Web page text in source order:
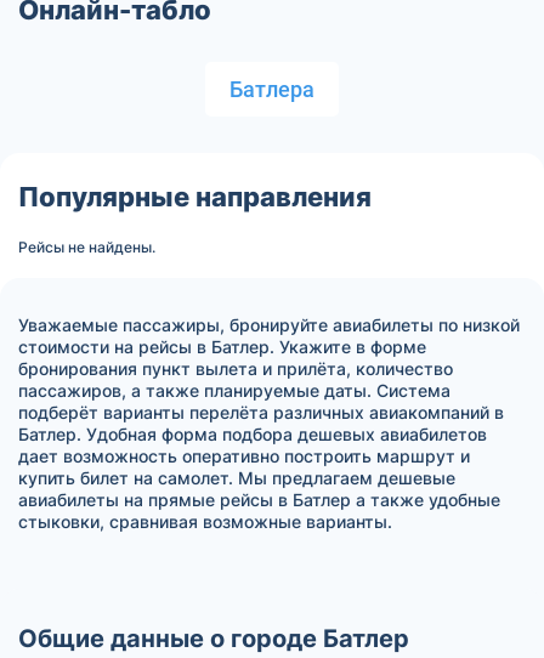
Онлайн-табло
Батлера
Популярные направления
Рейсы не найдены.
Уважаемые пассажиры, бронируйте авиабилеты по низкой
стоимости на рейсы в Батлер. Укажите в форме
бронирования пункт вылета и прилёта, количество
пассажиров, а также планируемые даты. Система
подберёт варианты перелёта различных авиакомпаний в
Батлер. Удобная форма подбора дешевых авиабилетов
дает возможность оперативно построить маршрут и
купить билет на самолет. Мы предлагаем дешевые
авиабилеты на прямые рейсы в Батлер а также удобные
стыковки, сравнивая возможные варианты.
Общие данные о городе Батлер